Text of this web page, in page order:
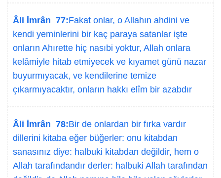
Âli İmrân 77:Fakat onlar, o Allahın ahdini ve
kendi yeminlerini bir kaç paraya satanlar işte
onların Ahırette hiç nasıbi yoktur, Allah onlara
kelâmiyle hitab etmiyecek ve kıyamet günü nazar
buyurmıyacak, ve kendilerine temize
çıkarmıyacaktır, onların hakkı elîm bir azabdır
Âli İmrân 78:Bir de onlardan bir fırka vardır
dillerini kitaba eğer büğerler: onu kitabdan
sanasınız diye: halbuki kitabdan değildir, hem o
Allah tarafındandır derler: halbuki Allah tarafından